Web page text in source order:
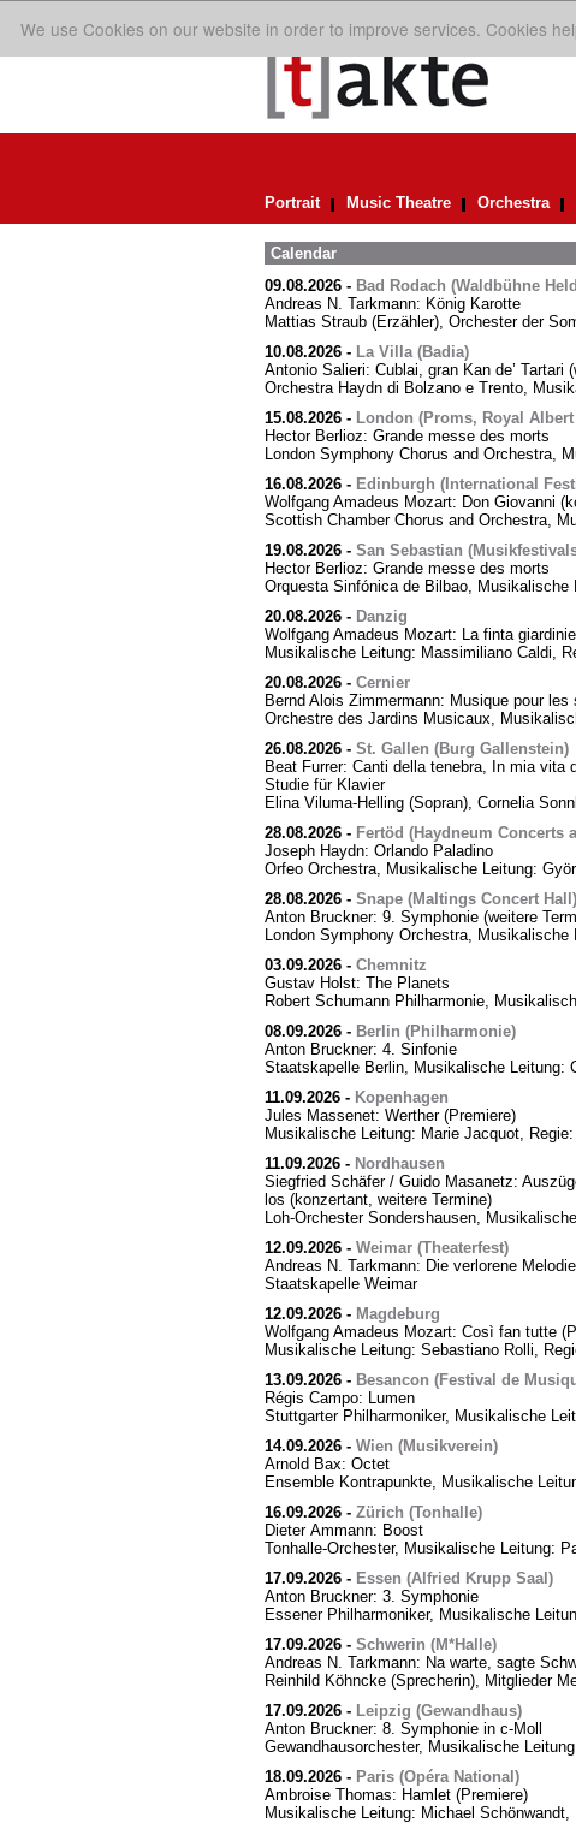
We use Cookies on our website in order to improve services. Cookies
Portrait Music Theatre Orchestra
Calendar
09.08.2026- Bad Rodach (Waldbühne
Andreas N. Tarkmann: König Karotte
Mattias Straub (Erzähler), Orchester der
10.08.2026- La Villa (Badia)
Antonio Salieri: Cublai, gran Kan de’ Tartari
Orchestra Haydn di Bolzano e Trento,
15.08.2026- London (Proms, Royal Albert
Hector Berlioz: Grande messe des morts
London Symphony Chorus and Orchestra,
16.08.2026- Edinburgh (International
Wolfgang Amadeus Mozart: Don Giovanni
Scottish Chamber Chorus and Orchestra,
19.08.2026- San Sebastian
Hector Berlioz: Grande messe des morts
Orquesta Sinfónica de Bilbao, Musikalische
20.08.2026- Danzig
Wolfgang Amadeus Mozart: La finta
Musikalische Leitung: Massimiliano Caldi,
20.08.2026- Cernier
Bernd Alois Zimmermann: Musique pour les
Orchestre des Jardins Musicaux,
26.08.2026- St. Gallen (Burg Gallenstein)
Beat Furrer: Canti della tenebra, In mia
Studie für Klavier
Elina Viluma-Helling (Sopran), Cornelia
28.08.2026- Fertöd (Haydneum Concerts
Joseph Haydn: Orlando Paladino
Orfeo Orchestra, Musikalische Leitung:
28.08.2026- Snape (Maltings Concert Hall)
Anton Bruckner: 9. Symphonie (weitere
London Symphony Orchestra, Musikalische
03.09.2026- Chemnitz
Gustav Holst: The Planets
Robert Schumann Philharmonie,
08.09.2026- Berlin (Philharmonie)
Anton Bruckner: 4. Sinfonie
Staatskapelle Berlin, Musikalische Leitung:
11.09.2026- Kopenhagen
Jules Massenet: Werther (Premiere)
Musikalische Leitung: Marie Jacquot,
11.09.2026- Nordhausen
Siegfried Schäfer / Guido Masanetz:
los (konzertant, weitere Termine)
Loh-Orchester Sondershausen,
12.09.2026- Weimar (Theaterfest)
Andreas N. Tarkmann: Die verlorene Melodie
Staatskapelle Weimar
12.09.2026- Magdeburg
Wolfgang Amadeus Mozart: Così fan tutte
Musikalische Leitung: Sebastiano Rolli,
13.09.2026- Besancon (Festival de
Régis Campo: Lumen
Stuttgarter Philharmoniker, Musikalische
14.09.2026- Wien (Musikverein)
Arnold Bax: Octet
Ensemble Kontrapunkte, Musikalische
16.09.2026- Zürich (Tonhalle)
Dieter Ammann: Boost
Tonhalle-Orchester, Musikalische Leitung:
17.09.2026- Essen (Alfried Krupp Saal)
Anton Bruckner: 3. Symphonie
Essener Philharmoniker, Musikalische
17.09.2026- Schwerin (M*Halle)
Andreas N. Tarkmann: Na warte, sagte
Reinhild Köhncke (Sprecherin), Mitglieder
17.09.2026- Leipzig (Gewandhaus)
Anton Bruckner: 8. Symphonie in c-Moll
Gewandhausorchester, Musikalische
18.09.2026- Paris (Opéra National)
Ambroise Thomas: Hamlet (Premiere)
Musikalische Leitung: Michael